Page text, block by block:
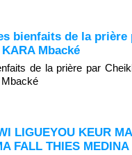
bienfaits de la prière
Mbacké
de la prière par
LIGUEYOU KEUR
FALL THIES MEDINA